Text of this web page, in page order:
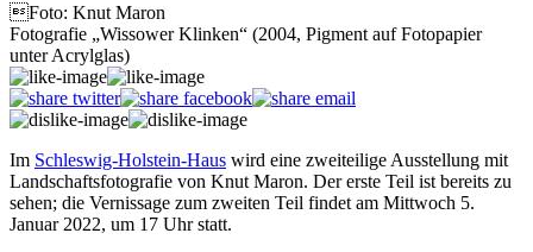
Foto: Knut Maron
Fotografie „Wissower Klinken“ (2004, Pigment auf Fotopapier
unter Acrylglas)
Im Schleswig-Holstein-Haus wird eine zweiteilige Ausstellung mit
Landschaftsfotografie von Knut Maron. Der erste Teil ist bereits zu
sehen; die Vernissage zum zweiten Teil findet am Mittwoch 5.
Januar 2022, um 17 Uhr statt.